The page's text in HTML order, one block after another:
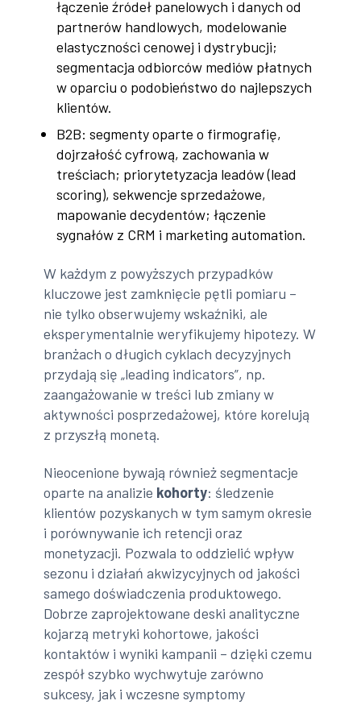
łączenie źródeł panelowych i danych od
partnerów handlowych, modelowanie
elastyczności cenowej i dystrybucji;
segmentacja odbiorców mediów płatnych
w oparciu o podobieństwo do najlepszych
klientów.
B2B: segmenty oparte o firmografię,
dojrzałość cyfrową, zachowania w
treściach; priorytetyzacja leadów (lead
scoring), sekwencje sprzedażowe,
mapowanie decydentów; łączenie
sygnałów z CRM i marketing automation.
W każdym z powyższych przypadków
kluczowe jest zamknięcie pętli pomiaru –
nie tylko obserwujemy wskaźniki, ale
eksperymentalnie weryfikujemy hipotezy. W
branżach o długich cyklach decyzyjnych
przydają się „leading indicators”, np.
zaangażowanie w treści lub zmiany w
aktywności posprzedażowej, które korelują
z przyszłą monetą.
Nieocenione bywają również segmentacje
oparte na analizie kohorty: śledzenie
klientów pozyskanych w tym samym okresie
i porównywanie ich retencji oraz
monetyzacji. Pozwala to oddzielić wpływ
sezonu i działań akwizycyjnych od jakości
samego doświadczenia produktowego.
Dobrze zaprojektowane deski analityczne
kojarzą metryki kohortowe, jakości
kontaktów i wyniki kampanii – dzięki czemu
zespół szybko wychwytuje zarówno
sukcesy, jak i wczesne symptomy